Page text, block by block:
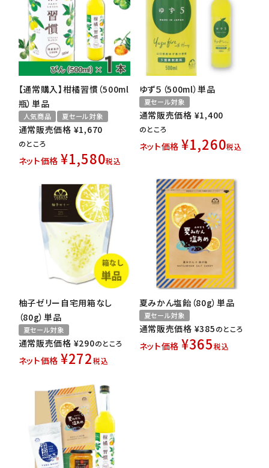
【通常購入】柑橘習慣（500ml
瓶）単品
人気商品 夏セール対象
通常販売価格 ¥1,670
のところ
ネット価格 ¥1,580税込
ゆず５（500ml）単品
夏セール対象
通常販売価格 ¥1,400
のところ
ネット価格 ¥1,260税込
柚子ゼリー自宅用箱なし
（80g）単品
夏セール対象
通常販売価格 ¥290のところ
ネット価格 ¥272税込
夏みかん塩飴（80g）単品
夏セール対象
通常販売価格 ¥385のところ
ネット価格 ¥365税込